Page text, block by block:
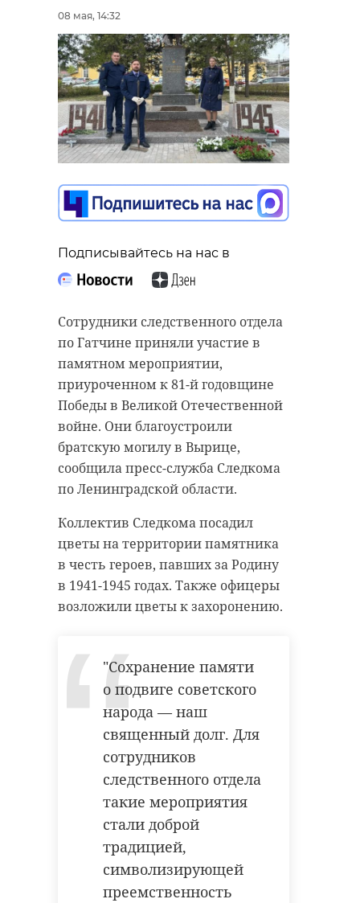
08 мая, 14:32
Подписывайтесь на нас в
Сотрудники следственного отдела
по Гатчине приняли участие в
памятном мероприятии,
приуроченном к 81-й годовщине
Победы в Великой Отечественной
войне. Они благоустроили
братскую могилу в Вырице,
сообщила пресс-служба Следкома
по Ленинградской области.
Коллектив Следкома посадил
цветы на территории памятника
в честь героев, павших за Родину
в 1941-1945 годах. Также офицеры
возложили цветы к захоронению.
"Сохранение памяти
о подвиге советского
народа — наш
священный долг. Для
сотрудников
следственного отдела
такие мероприятия
стали доброй
традицией,
символизирующей
преемственность